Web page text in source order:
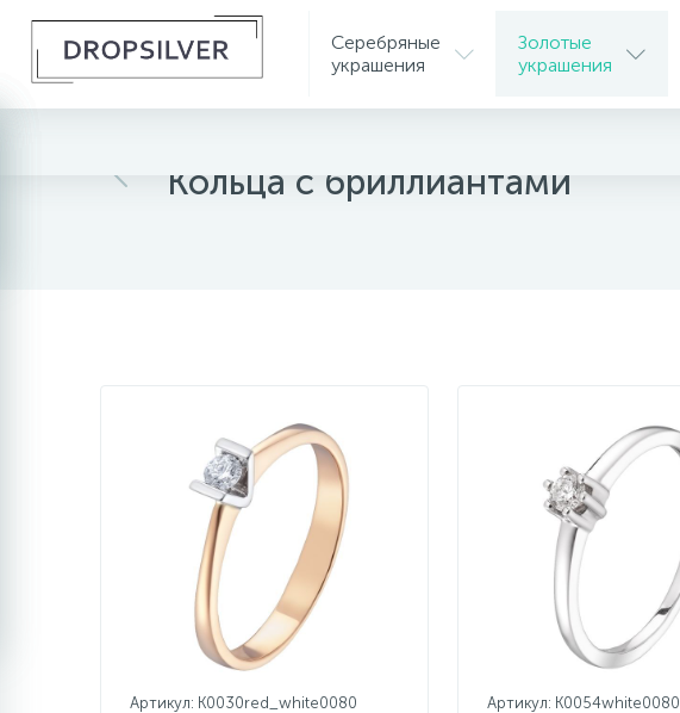
Серебряные
украшения
Золотые
украшения
Кольца с бриллиантами
Артикул: K0030red_white0080 Артикул: K0054white0080